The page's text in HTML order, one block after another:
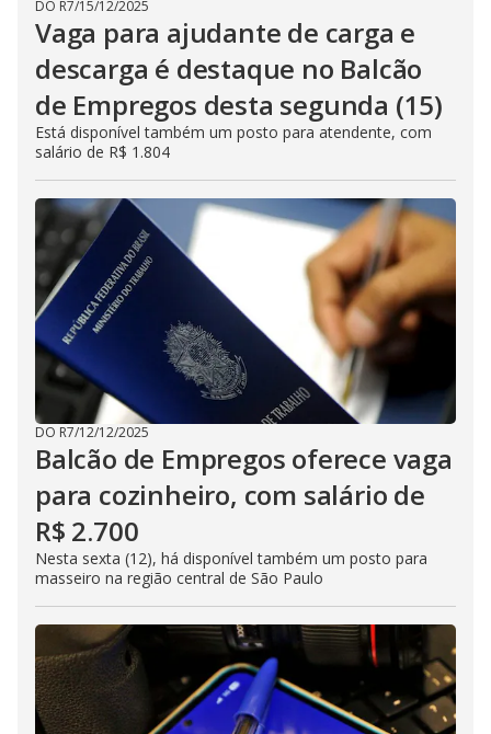
DO R7/15/12/2025
Vaga para ajudante de carga e
descarga é destaque no Balcão
de Empregos desta segunda (15)
Está disponível também um posto para atendente, com
salário de R$ 1.804
DO R7/12/12/2025
Balcão de Empregos oferece vaga
para cozinheiro, com salário de
R$ 2.700
Nesta sexta (12), há disponível também um posto para
masseiro na região central de São Paulo